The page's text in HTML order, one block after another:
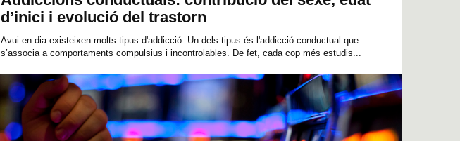
d’inici i evolució del trastorn
Avui en dia existeixen molts tipus d'addicció. Un dels tipus és l'addicció conductual que
s’associa a comportaments compulsius i incontrolables. De fet, cada cop més estudis...